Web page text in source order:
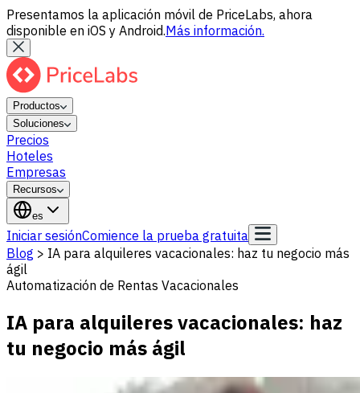
Presentamos la aplicación móvil de PriceLabs, ahora
disponible en iOS y Android.Más información.
Productos
Soluciones
Precios
Hoteles
Empresas
Recursos
es
Iniciar sesiónComience la prueba gratuita
Blog > IA para alquileres vacacionales: haz tu negocio más
ágil
Automatización de Rentas Vacacionales
IA para alquileres vacacionales: haz
tu negocio más ágil